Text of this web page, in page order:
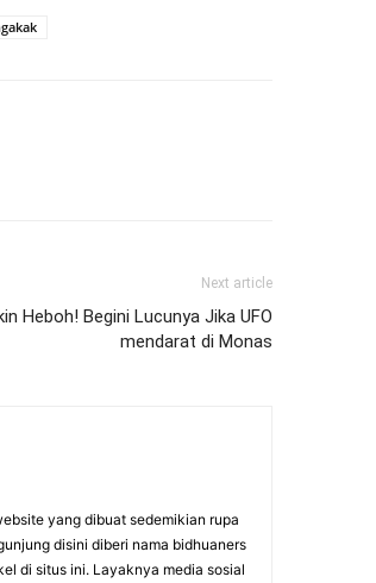
Next article
Heboh! Begini Lucunya Jika UFO
mendarat di Monas
yang dibuat sedemikian rupa
disini diberi nama bidhuaners
di situs ini. Layaknya media sosial